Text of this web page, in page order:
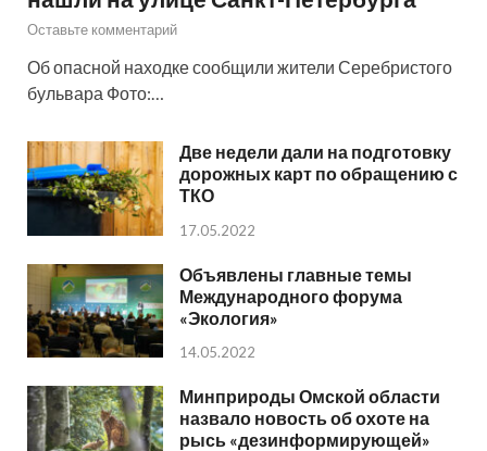
Оставьте комментарий
Об опасной находке сообщили жители Серебристого
бульвара Фото:…
Две недели дали на подготовку
дорожных карт по обращению с
ТКО
17.05.2022
Объявлены главные темы
Международного форума
«Экология»
14.05.2022
Минприроды Омской области
назвало новость об охоте на
рысь «дезинформирующей»